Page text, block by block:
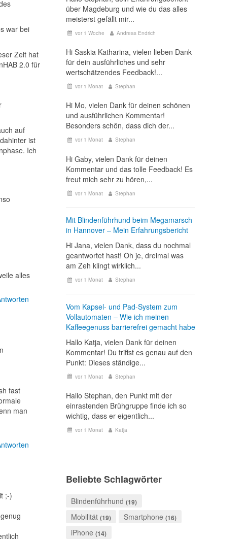
war bei
Zeit hat
2.0 für
auf
ist
Ich
alles
fast
man
;-)
über Magdeburg und wie du das alles
meisterst gefällt mir...
vor 1 Woche Andreas Endrich
Hi Saskia Katharina, vielen lieben Dank
für dein ausführliches und sehr
wertschätzendes Feedback!...
vor 1 Monat Stephan
Hi Mo, vielen Dank für deinen schönen
und ausführlichen Kommentar!
Besonders schön, dass dich der...
vor 1 Monat Stephan
Hi Gaby, vielen Dank für deinen
Kommentar und das tolle Feedback! Es
freut mich sehr zu hören,...
vor 1 Monat Stephan
Mit Blindenführhund beim Megamarsch
in Hannover – Mein Erfahrungsbericht
Hi Jana, vielen Dank, dass du nochmal
geantwortet hast! Oh je, dreimal was
am Zeh klingt wirklich...
vor 1 Monat Stephan
Vom Kapsel- und Pad-System zum
Vollautomaten – Wie ich meinen
Kaffeegenuss barrierefrei gemacht habe
Hallo Katja, vielen Dank für deinen
Kommentar! Du triffst es genau auf den
Punkt: Dieses ständige...
vor 1 Monat Stephan
Hallo Stephan, den Punkt mit der
einrastenden Brühgruppe finde ich so
wichtig, dass er eigentlich...
vor 1 Monat Katja
Beliebte Schlagwörter
Blindenführhund (19)
Mobilität (19) Smartphone (16)
iPhone (14)